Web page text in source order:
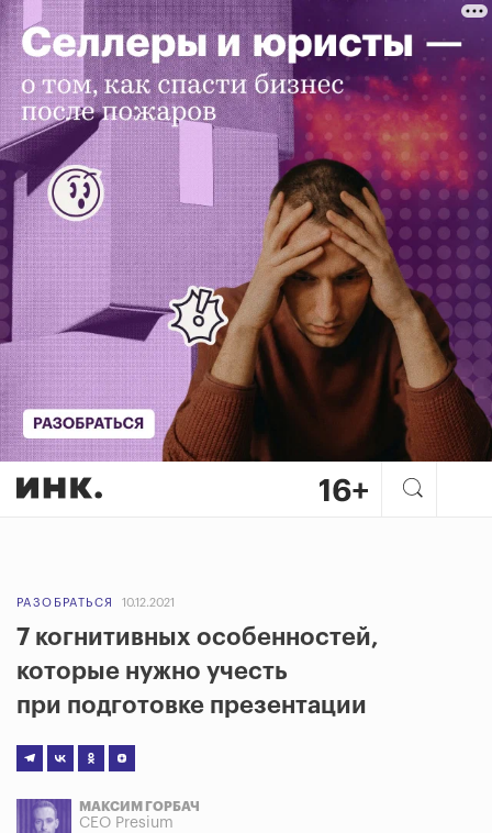
РАЗОБРАТЬСЯ 10.12.2021
7 когнитивных особенностей,
которые нужно учесть
при подготовке презентации
МАКСИМ ГОРБАЧ
CEO Presium